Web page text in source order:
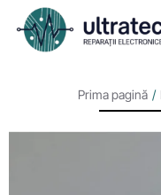
Prima pagină /